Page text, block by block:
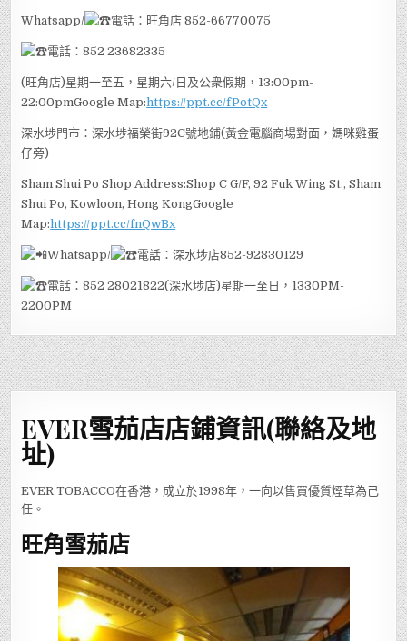
Whatsapp/ 電話：旺角店 852-66770075
電話：852 23682335
(旺角店)星期一至五，星期六/日及公衆假期，13:00pm-
22:00pmGoogle Map:https://ppt.cc/fPotQx
深水埗門市：深水埗福榮街92C號地鋪(黃金電腦商場對面，媽咪雞蛋
仔旁)
Sham Shui Po Shop Address:Shop C G/F, 92 Fuk Wing St., Sham
Shui Po, Kowloon, Hong KongGoogle
Map:https://ppt.cc/fnQwBx
Whatsapp/ 電話：深水埗店852-92830129
電話：852 28021822(深水埗店)星期一至日，1330PM-
2200PM
EVER雪茄店店鋪資訊(聯絡及地
址)
EVER TOBACCO在香港，成立於1998年，一向以售買優質煙草為己
任。
旺角雪茄店